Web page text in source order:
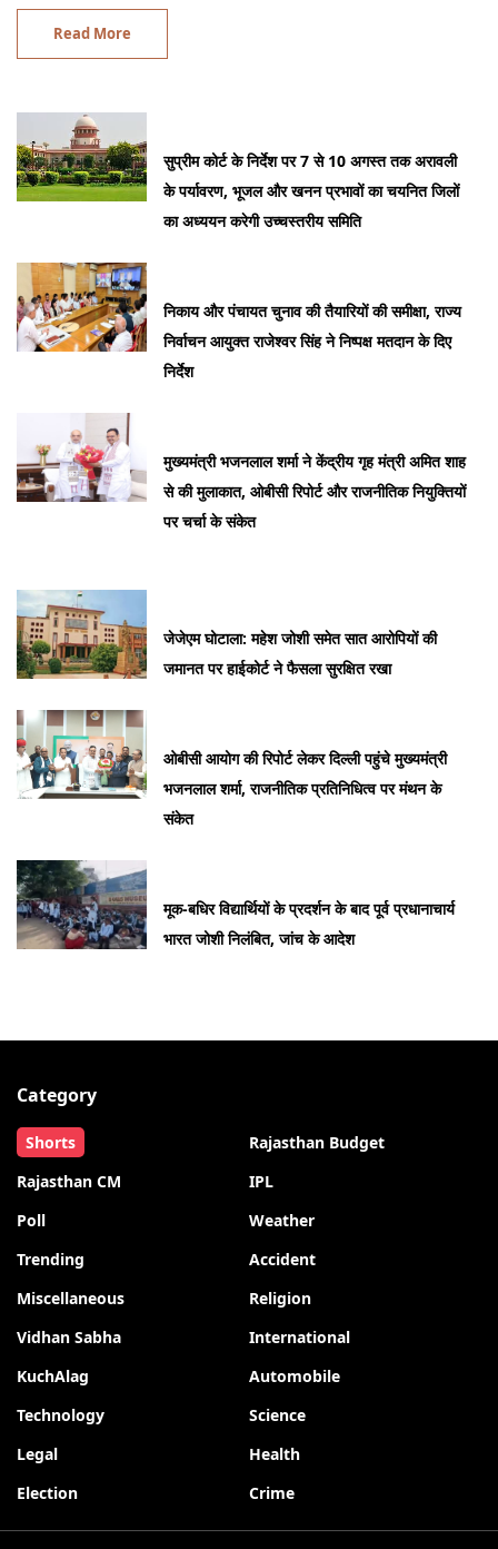
Read More
सुप्रीम कोर्ट के निर्देश पर 7 से 10 अगस्त तक अरावली
के पर्यावरण, भूजल और खनन प्रभावों का चयनित जिलों
का अध्ययन करेगी उच्चस्तरीय समिति
निकाय और पंचायत चुनाव की तैयारियों की समीक्षा, राज्य
निर्वाचन आयुक्त राजेश्वर सिंह ने निष्पक्ष मतदान के दिए
निर्देश
मुख्यमंत्री भजनलाल शर्मा ने केंद्रीय गृह मंत्री अमित शाह
से की मुलाकात, ओबीसी रिपोर्ट और राजनीतिक नियुक्तियों
पर चर्चा के संकेत
जेजेएम घोटाला: महेश जोशी समेत सात आरोपियों की
जमानत पर हाईकोर्ट ने फैसला सुरक्षित रखा
ओबीसी आयोग की रिपोर्ट लेकर दिल्ली पहुंचे मुख्यमंत्री
भजनलाल शर्मा, राजनीतिक प्रतिनिधित्व पर मंथन के
संकेत
मूक-बधिर विद्यार्थियों के प्रदर्शन के बाद पूर्व प्रधानाचार्य
भारत जोशी निलंबित, जांच के आदेश
Category
Shorts
Rajasthan Budget
Rajasthan CM
IPL
Poll
Weather
Trending
Accident
Miscellaneous
Religion
Vidhan Sabha
International
KuchAlag
Automobile
Technology
Science
Legal
Health
Election
Crime